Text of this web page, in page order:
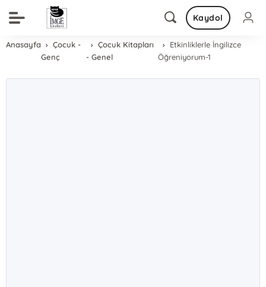
Kaydol
Anasayfa
Çocuk -
Genç
Çocuk Kitapları
- Genel
Etkinliklerle İngilizce
Öğreniyorum-1